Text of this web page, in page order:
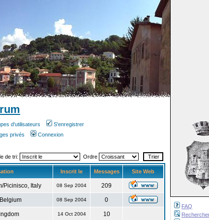
FAQ
d'utilisateurs
S'enregistrer
privés Connexion
de tri: Ordre
Inscrit le Messages Site Web
Picinisco, Italy 08 Sep 2004 209
08 Sep 2004 0
14 Oct 2004 10